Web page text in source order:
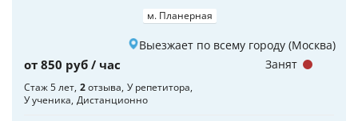
м. Планерная
Выезжает по всему городу (Москва)
от 850 руб / час
Стаж 5 лет 2отзыва У репетитора
У ученика Дистанционно
Занят